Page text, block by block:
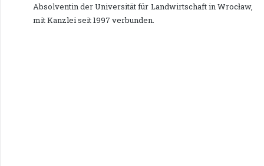
Absolventin der Universität für Landwirtschaft in Wrocław,
mit Kanzlei seit 1997 verbunden.